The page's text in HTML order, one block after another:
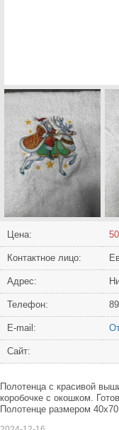
Цена:
Контактное лицо:
Адрес:
Телефон:
Е-mail:
Сайт:
Полотенца с красивой
коробочке с окошком.
Полотенце размером